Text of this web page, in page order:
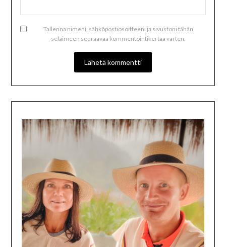
Tallenna nimeni, sähköpostiosoitteeni ja sivustoni tähän
selaimeen seuraavaa kommentointikertaa varten.